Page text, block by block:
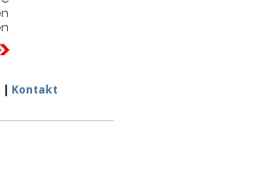
| Kontakt